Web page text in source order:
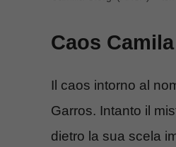
Caos
Il caos intorno al
Garros. Intanto il
dietro la sua scela